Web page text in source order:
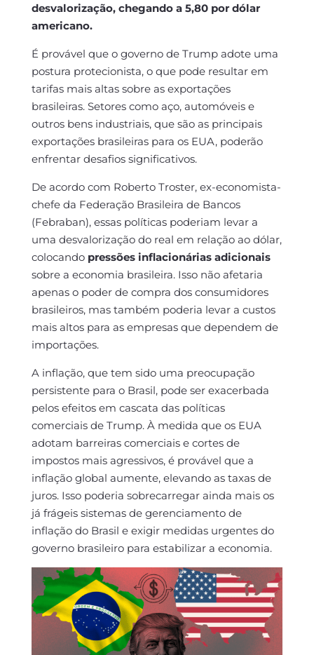
desvalorização, chegando a 5,80 por dólar
americano.
É provável que o governo de Trump adote uma
postura protecionista, o que pode resultar em
tarifas mais altas sobre as exportações
brasileiras. Setores como aço, automóveis e
outros bens industriais, que são as principais
exportações brasileiras para os EUA, poderão
enfrentar desafios significativos.
De acordo com Roberto Troster, ex-economista-
chefe da Federação Brasileira de Bancos
(Febraban), essas políticas poderiam levar a
uma desvalorização do real em relação ao dólar,
colocando pressões inflacionárias adicionais
sobre a economia brasileira. Isso não afetaria
apenas o poder de compra dos consumidores
brasileiros, mas também poderia levar a custos
mais altos para as empresas que dependem de
importações.
A inflação, que tem sido uma preocupação
persistente para o Brasil, pode ser exacerbada
pelos efeitos em cascata das políticas
comerciais de Trump. À medida que os EUA
adotam barreiras comerciais e cortes de
impostos mais agressivos, é provável que a
inflação global aumente, elevando as taxas de
juros. Isso poderia sobrecarregar ainda mais os
já frágeis sistemas de gerenciamento de
inflação do Brasil e exigir medidas urgentes do
governo brasileiro para estabilizar a economia.